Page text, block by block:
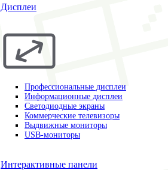
Дисплеи
Профессиональные дисплеи
Информационные дисплеи
Светодиодные экраны
Коммерческие телевизоры
Выдвижные мониторы
USB-мониторы
Интерактивные панели